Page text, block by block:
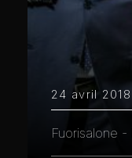
24 avril 2018
Fuorisalone